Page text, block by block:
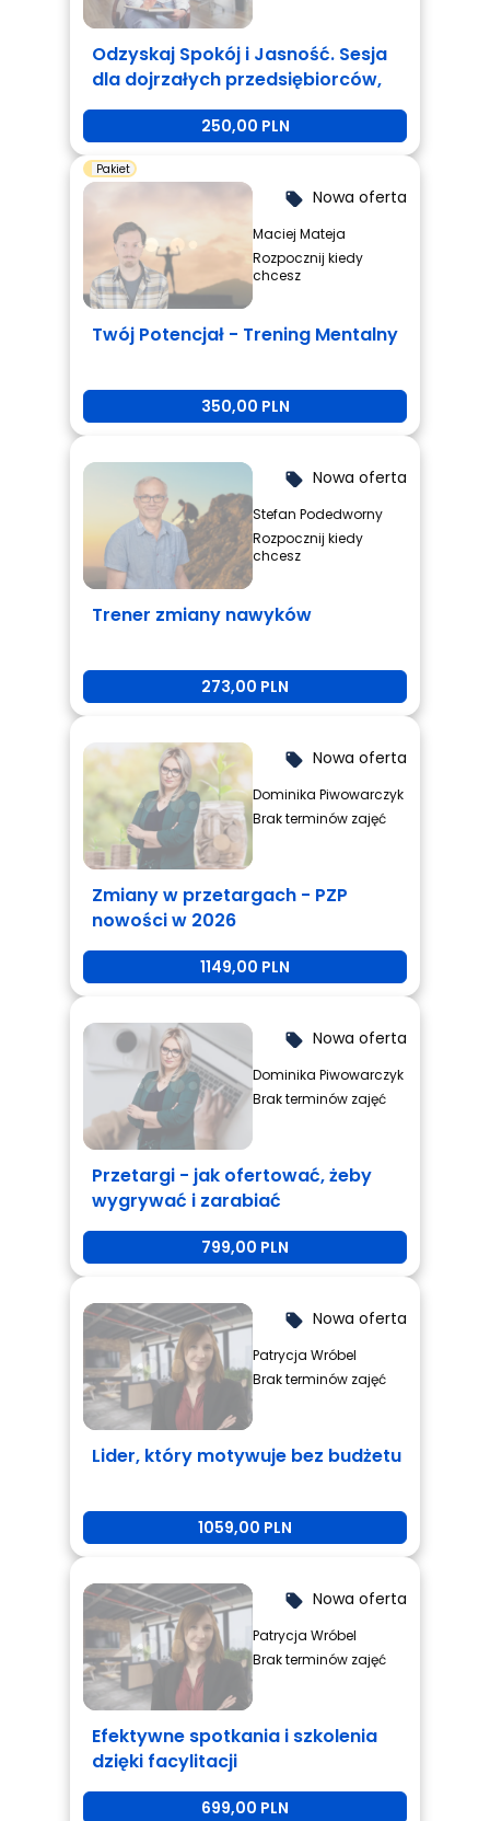
Odzyskaj Spokój i Jasność. Sesja
dla dojrzałych przedsiębiorców,
którzy są zmęczeni i potrzebują
250,00 PLN
Pakiet
local_offer Nowa oferta
Maciej Mateja
Rozpocznij kiedy
chcesz
Twój Potencjał - Trening Mentalny
350,00 PLN
local_offer Nowa oferta
Stefan Podedworny
Rozpocznij kiedy
chcesz
Trener zmiany nawyków
273,00 PLN
local_offer Nowa oferta
Dominika Piwowarczyk
Brak terminów zajęć
Zmiany w przetargach - PZP
nowości w 2026
1149,00 PLN
local_offer Nowa oferta
Dominika Piwowarczyk
Brak terminów zajęć
Przetargi - jak ofertować, żeby
wygrywać i zarabiać
799,00 PLN
local_offer Nowa oferta
Patrycja Wróbel
Brak terminów zajęć
Lider, który motywuje bez budżetu
1059,00 PLN
local_offer Nowa oferta
Patrycja Wróbel
Brak terminów zajęć
Efektywne spotkania i szkolenia
dzięki facylitacji
699,00 PLN